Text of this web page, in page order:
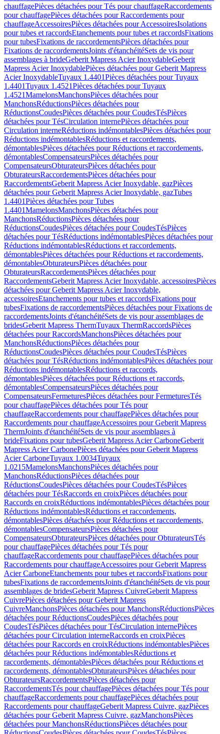
chauffagePièces détachées pour Tés pour chauffageRaccordements
pour chauffagePièces détachées pour Raccordements pour
chauffageAccessoiresPièces détachées pour AccessoiresIsolations
pour tubes et raccordsEtanchements pour tubes et raccordsFixations
pour tubesFixations de raccordementsPièces détachées pour
Fixations de raccordementsJoints d'étanchéitéSets de vis pour
assemblages à brideGeberit Mapress Acier InoxydableGeberit
Mapress Acier InoxydablePièces détachées pour Geberit Mapress
Acier InoxydableTuyaux 1.4401Pièces détachées pour Tuyaux
1.4401Tuyaux 1.4521Pièces détachées pour Tuyaux
1.4521MamelonsManchonsPièces détachées pour
ManchonsRéductionsPièces détachées pour
RéductionsCoudesPièces détachées pour CoudesTésPièces
détachées pour TésCirculation internePièces détachées pour
Circulation interneRéductions indémontablesPièces détachées pour
Réductions indémontablesRéductions et raccordements,
démontablesPièces détachées pour Réductions et raccordements,
démontablesCompensateursPièces détachées pour
CompensateursObturateursPièces détachées pour
ObturateursRaccordementsPièces détachées pour
RaccordementsGeberit Mapress Acier Inoxydable, gazPièces
détachées pour Geberit Mapress Acier Inoxydable, gazTubes
1.4401Pièces détachées pour Tubes
1.4401MamelonsManchonsPièces détachées pour
ManchonsRéductionsPièces détachées pour
RéductionsCoudesPièces détachées pour CoudesTésPièces
détachées pour TésRéductions indémontablesPièces détachées pour
Réductions indémontablesRéductions et raccordements,
démontablesPièces détachées pour Réductions et raccordements,
démontablesObturateursPièces détachées pour
ObturateursRaccordementsPièces détachées pour
RaccordementsGeberit Mapress Acier Inoxydable, accessoiresPièces
détachées pour Geberit Mapress Acier Inoxydable,
accessoiresEtanchements pour tubes et raccordsFixations pour
tubesFixations de raccordementsPièces détachées pour Fixations de
raccordementsJoints d'étanchéitéSets de vis pour assemblages de
bridesGeberit Mapress ThermTuyaux ThermRaccordsPièces
détachées pour RaccordsManchonsPièces détachées pour
ManchonsRéductionsPièces détachées pour
RéductionsCoudesPièces détachées pour CoudesTésPièces
détachées pour TésRéductions indémontablesPièces détachées pour
Réductions indémontablesRéductions et raccords,
démontablesPièces détachées pour Réductions et raccords,
démontablesCompensateursPièces détachées pour
CompensateursFermeturesPièces détachées pour FermeturesTés
pour chauffagePièces détachées pour Tés pour
chauffageRaccordements pour chauffagePièces détachées pour
Raccordements pour chauffageAccessoires pour Geberit Mapress
ThermJoints d'étanchéitéSets de vis pour assemblages à
brideFixations pour tubesGeberit Mapress Acier CarboneGeberit
Mapress Acier CarbonePièces détachées pour Geberit Mapress
Acier CarboneTuyaux 1.0034Tuyaux
1.0215MamelonsManchonsPièces détachées pour
ManchonsRéductionsPièces détachées pour
RéductionsCoudesPièces détachées pour CoudesTésPièces
détachées pour TésRaccords en croixPièces détachées pour
Raccords en croixRéductions indémontablesPièces détachées pour
Réductions indémontablesRéductions et raccordements,
démontablesPièces détachées pour Réductions et raccordements,
démontablesCompensateursPièces détachées pour
CompensateursObturateursPièces détachées pour ObturateursTés
pour chauffagePièces détachées pour Tés pour
chauffageRaccordements pour chauffagePièces détachées pour
Raccordements pour chauffageAccessoires pour Geberit Mapress
Acier CarboneEtanchements pour tubes et raccordsFixations pour
tubesFixations de raccordementsJoints d'étanchéitéSets de vis pour
assemblages de bridesGeberit Mapress CuivreGeberit Mapress
CuivrePièces détachées pour Geberit Mapress
CuivreManchonsPièces détachées pour ManchonsRéductionsPièces
détachées pour RéductionsCoudesPièces détachées pour
CoudesTésPièces détachées pour TésCirculation internePièces
détachées pour Circulation interneRaccords en croixPièces
détachées pour Raccords en croixRéductions indémontablesPièces
détachées pour Réductions indémontablesRéductions et
raccordements, démontablesPièces détachées pour Réductions et
raccordements, démontablesObturateursPièces détachées pour
ObturateursRaccordementsPièces détachées pour
RaccordementsTés pour chauffagePièces détachées pour Tés pour
chauffageRaccordements pour chauffagePièces détachées pour
Raccordements pour chauffageGeberit Mapress Cuivre, gazPièces
détachées pour Geberit Mapress Cuivre, gazManchonsPièces
détachées pour ManchonsRéductionsPièces détachées pour